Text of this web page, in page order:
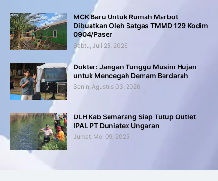
MCK Baru Untuk Rumah Marbot
Dibuatkan Oleh Satgas TMMD 129 Kodim
0904/Paser
Sabtu, Juli 25, 2026
Dokter: Jangan Tunggu Musim Hujan
untuk Mencegah Demam Berdarah
Senin, Agustus 03, 2026
DLH Kab Semarang Siap Tutup Outlet
IPAL PT Duniatex Ungaran
Jumat, Mei 09, 2025